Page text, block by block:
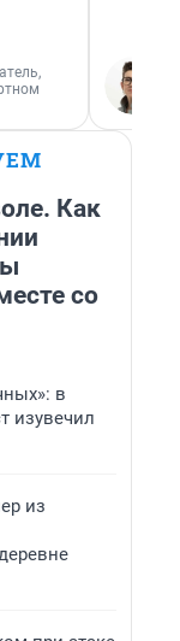
Как
со
в
изувечил
из